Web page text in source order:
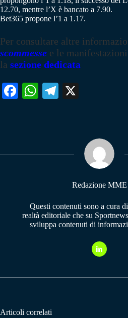
12.70, mentre l’X è bancato a 7.90.
Bet365 propone l’1 a 1.17.
Per consultare altre
scommesse e le
la sezione dedicata
Fa W
pp
Te
m
Redazione MME
Questi contenuti sono a cura
realtà editoriale che su
sviluppa contenuti di
Articoli correlati